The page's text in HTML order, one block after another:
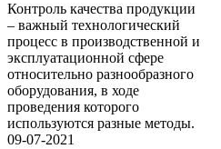
Контроль качества продукции
– важный технологический
процесс в производственной и
эксплуатационной сфере
относительно разнообразного
оборудования, в ходе
проведения которого
используются разные методы.
09-07-2021